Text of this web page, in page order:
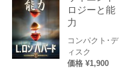
ロジーと能
力
コンパクト･デ
ィスク
価格 ¥1,900